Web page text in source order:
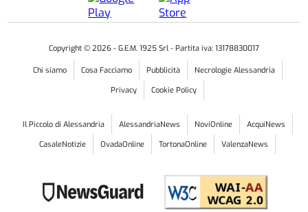
Copyright © 2026 - G.E.M. 1925 Srl - Partita iva: 13178830017
Chi siamo Cosa Facciamo Pubblicità
Necrologie Alessandria
Privacy
Cookie Policy
Il Piccolo di Alessandria AlessandriaNews NoviOnline
AcquiNews
CasaleNotizie
OvadaOnline TortonaOnline ValenzaNews